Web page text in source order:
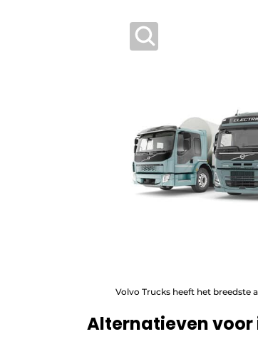
Volvo Trucks heeft het breedste
Alternatieven voor